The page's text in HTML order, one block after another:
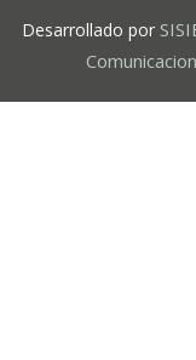
Desarrollado por